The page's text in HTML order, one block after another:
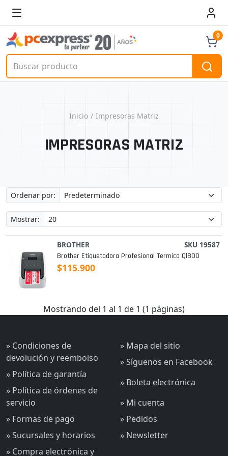
0
Inicio Impresoras Matriz
IMPRESORAS MATRIZ
Ordenar por:
Mostrar:
BROTHER SKU 19587
Brother Etiquetadora Profesional Termica Ql800
$115.900
Mostrando del 1 al 1 de 1 (1 páginas)
» Condiciones de
devolución y reembolso
» Política de garantía
» Política de órdenes de
servicio
» Formas de pago
» Sucursales y horarios
» Compra electrónica y
» Mapa del sitio
» Síguenos en Facebook
» Boleta electrónica
» Mi cuenta
» Pedidos
» Newsletter